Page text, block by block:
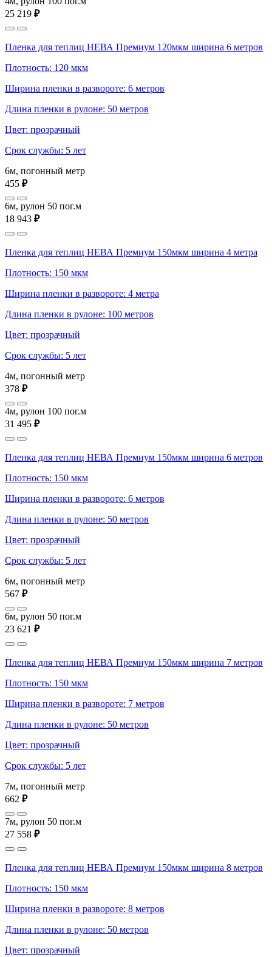
25 219 ₽
Пленка для теплиц НЕВА Премиум 120мкм ширина 6 метров
Плотность: 120 мкм
Ширина пленки в развороте: 6 метров
Длина пленки в рулоне: 50 метров
Цвет: прозрачный
Срок службы: 5 лет
6м, погонный метр
455 ₽
6м, рулон 50 пог.м
18 943 ₽
Пленка для теплиц НЕВА Премиум 150мкм ширина 4 метра
Плотность: 150 мкм
Ширина пленки в развороте: 4 метра
Длина пленки в рулоне: 100 метров
Цвет: прозрачный
Срок службы: 5 лет
4м, погонный метр
378 ₽
4м, рулон 100 пог.м
31 495 ₽
Пленка для теплиц НЕВА Премиум 150мкм ширина 6 метров
Плотность: 150 мкм
Ширина пленки в развороте: 6 метров
Длина пленки в рулоне: 50 метров
Цвет: прозрачный
Срок службы: 5 лет
6м, погонный метр
567 ₽
6м, рулон 50 пог.м
23 621 ₽
Пленка для теплиц НЕВА Премиум 150мкм ширина 7 метров
Плотность: 150 мкм
Ширина пленки в развороте: 7 метров
Длина пленки в рулоне: 50 метров
Цвет: прозрачный
Срок службы: 5 лет
7м, погонный метр
662 ₽
7м, рулон 50 пог.м
27 558 ₽
Пленка для теплиц НЕВА Премиум 150мкм ширина 8 метров
Плотность: 150 мкм
Ширина пленки в развороте: 8 метров
Длина пленки в рулоне: 50 метров
Цвет: прозрачный